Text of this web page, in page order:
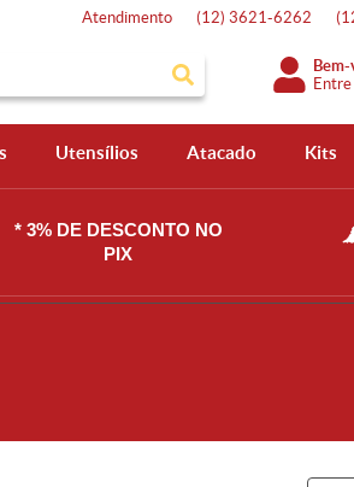
Atendimento (12) 3621-6262
Entre
Utensílios Atacado Kits
* 3% DE DESCONTO NO
PIX